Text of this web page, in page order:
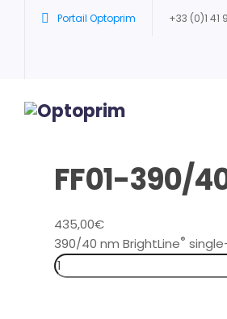
Portail Optoprim +33 (0)1 41
FF01-390/
435,00€
390/40 nm BrightLine®